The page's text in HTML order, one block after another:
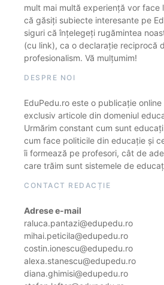
mult mai multă experiență vor face
că găsiți subiecte interesante pe
siguri că înțelegeți rugămintea
(cu link), ca o declarație reciprocă
profesionalism. Vă mulțumim!
DESPRE NOI
EduPedu.ro este o publicație
exclusiv articole din domeniul
Urmărim constant cum sunt
cum face politicile din educație și
îi formează pe profesori, cât de
care trăim sunt sistemele de
CONTACT REDACȚIE
Adrese e-mail
raluca.pantazi@edupedu.ro
mihai.peticila@edupedu.ro
costin.ionescu@edupedu.ro
alexa.stanescu@edupedu.ro
diana.ghimisi@edupedu.ro